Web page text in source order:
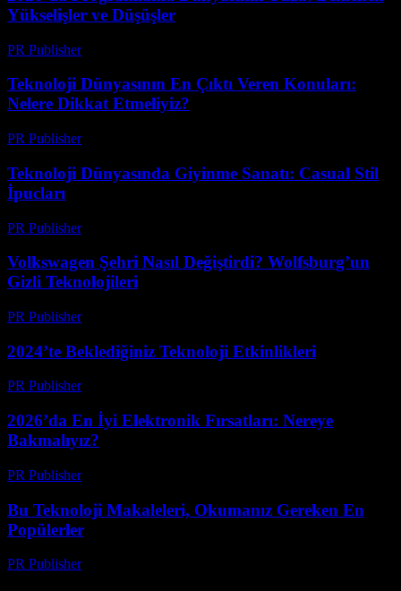
Yükselişler ve Düşüşler
PR Publisher-
Teknoloji Dünyasının En Çıktı Veren Konuları:
Nelere Dikkat Etmeliyiz?
PR Publisher-
Teknoloji Dünyasında Giyinme Sanatı: Casual Stil
İpucları
PR Publisher-
Volkswagen Şehri Nasıl Değiştirdi? Wolfsburg’un
Gizli Teknolojileri
PR Publisher-
2024’te Beklediğiniz Teknoloji Etkinlikleri
PR Publisher-
2026’da En İyi Elektronik Fırsatları: Nereye
Bakmalıyız?
PR Publisher-
Bu Teknoloji Makaleleri, Okumanız Gereken En
Popülerler
PR Publisher-